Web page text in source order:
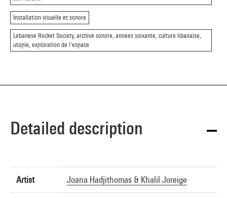
Installation visuelle et sonore
Lebanese Rocket Society, archive sonore, années soixante, culture libanaise,
utopie, exploration de l'espace
Detailed description
Artist Joana Hadjithomas & Khalil Joreige